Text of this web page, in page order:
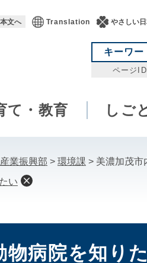
本文へ Translation やさしい
キーワー
ページ
て・教育 しご
産業振興部 > 環境課 > 美濃加茂市
い
物病院を知り